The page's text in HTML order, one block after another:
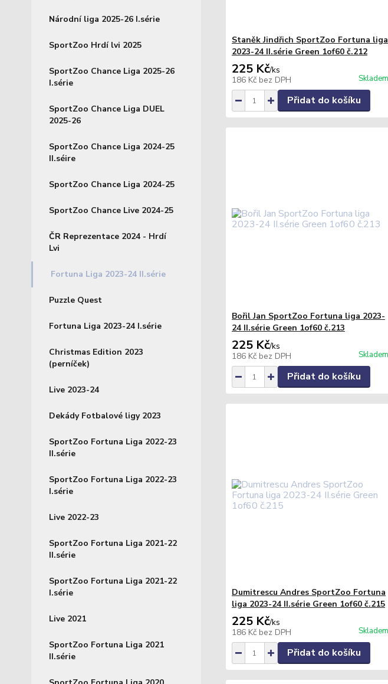
Národní liga 2025-26 I.série
SportZoo Hrdí lvi 2025
SportZoo Chance Liga 2025-26
I.série
SportZoo Chance Liga DUEL
2025-26
SportZoo Chance Liga 2024-25
II.séire
SportZoo Chance Liga 2024-25
SportZoo Chance Live 2024-25
ČR Reprezentace 2024 - Hrdí
Lvi
Fortuna Liga 2023-24 II.série
Puzzle Quest
Fortuna Liga 2023-24 I.série
Christmas Edition 2023
(perníček)
Live 2023-24
Dekády Fotbalové ligy 2023
SportZoo Fortuna Liga 2022-23
II.série
SportZoo Fortuna Liga 2022-23
I.série
Live 2022-23
SportZoo Fortuna Liga 2021-22
II.série
SportZoo Fortuna Liga 2021-22
I.série
Live 2021
SportZoo Fortuna Liga 2021
II.série
Staněk Jindřich SportZoo Fortuna liga
2023-24 II.série Green 1of60 č.212
225 Kč/ks
186 Kč bez DPH Skladem
Přidat do košíku
Bořil Jan SportZoo Fortuna liga 2023-
24 II.série Green 1of60 č.213
225 Kč/ks
186 Kč bez DPH Skladem
Přidat do košíku
Dumitrescu Andres SportZoo Fortuna
liga 2023-24 II.série Green 1of60 č.215
225 Kč/ks
186 Kč bez DPH Skladem
Přidat do košíku